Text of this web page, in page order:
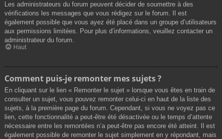
Les administrateurs du forum peuvent décider de soumettre à des
vérifications les messages que vous rédigez sur le forum. Il est
également possible que vous ayez été placé dans un groupe d’utilisateurs
aux permissions limitées. Pour plus d’informations, veuillez contacter un
administrateur du forum.
Haut
Comment puis-je remonter mes sujets ?
En cliquant sur le lien « Remonter le sujet » lorsque vous êtes en train de
consulter un sujet, vous pouvez remonter celui-ci en haut de la liste des
sujets, à la première page du forum. Cependant, si vous ne voyez pas ce
lien, cette fonctionnalité a peut-être été désactivée ou le temps d’attente
nécessaire entre les remontées n’a peut-être pas encore été atteint. Il est
également possible de remonter le sujet simplement en y répondant, mais